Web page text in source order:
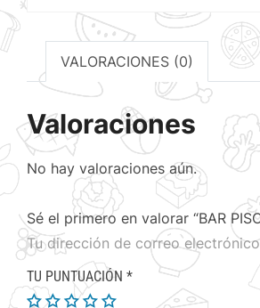
VALORACIONES (0)
Valoraciones
No hay valoraciones aún.
Sé el primero en valorar “BAR
Tu dirección de correo
TU PUNTUACIÓN *